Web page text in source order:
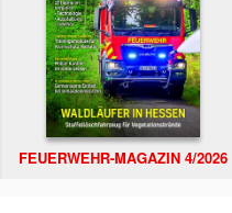
FEUERWEHR-MAGAZIN 4/2026